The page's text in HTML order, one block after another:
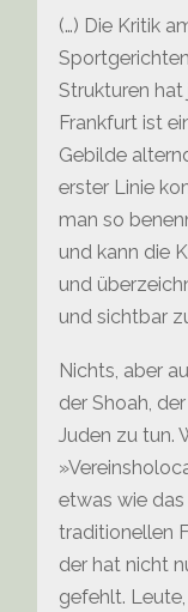
(…) Die Kritik
Strukturen hat
Frankfurt ist
Gebilde
erster Linie
man so
und kann die
und
und sichtbar
Nichts, aber
der Shoah,
Juden zu tun.
etwas wie
traditionellen
der hat nicht
gefehlt.